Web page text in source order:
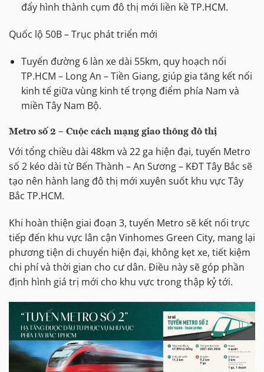
đẩy hình thành cụm đô thị mới liền kề TP.HCM.
Quốc lộ 50B – Trục phát triển mới
Tuyến đường 6 làn xe dài 55km, quy hoạch nối
TP.HCM – Long An – Tiền Giang, giúp gia tăng kết nối
kinh tế giữa vùng kinh tế trọng điểm phía Nam và
miền Tây Nam Bộ.
Metro số 2 – Cuộc cách mạng giao thông đô thị
Với tổng chiều dài 48km và 22 ga hiện đại, tuyến Metro
số 2 kéo dài từ Bến Thành – An Sương – KĐT Tây Bắc sẽ
tạo nên hành lang đô thị mới xuyên suốt khu vực Tây
Bắc TP.HCM.
Khi hoàn thiện giai đoạn 3, tuyến Metro sẽ kết nối trực
tiếp đến khu vực lân cận Vinhomes Green City, mang lại
phương tiện di chuyển hiện đại, không kẹt xe, tiết kiệm
chi phí và thời gian cho cư dân. Điều này sẽ góp phần
định hình giá trị mới cho khu vực trong thập kỷ tới.